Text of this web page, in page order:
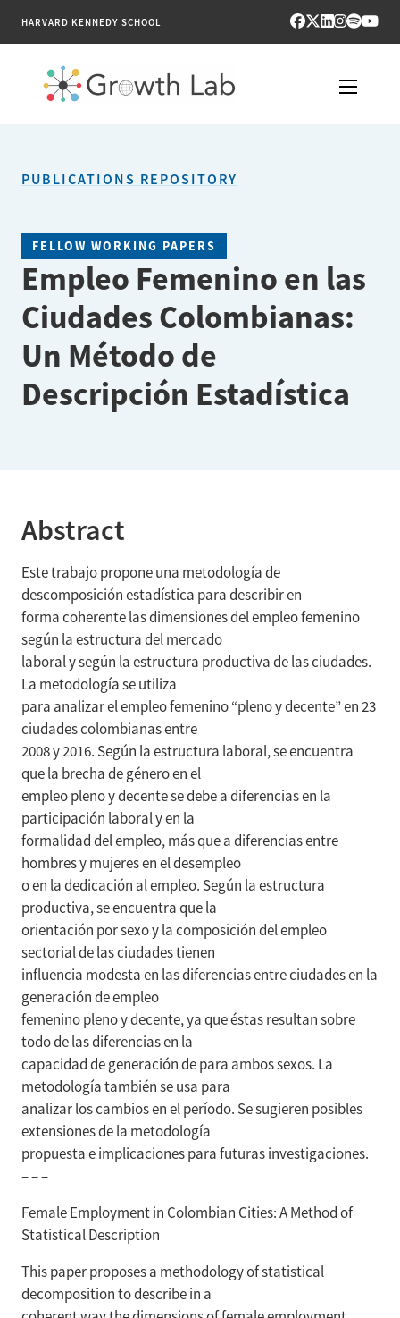
HARVARD KENNEDY SCHOOL
PUBLICATIONS
ENGAGE
NEWS & MEDIA
PUBLICATIONS REPOSITORY
FELLOW WORKING PAPERS
Empleo Femenino en las
Ciudades Colombianas:
Un Método de
Descripción Estadística
Abstract
Este trabajo propone una metodología de
descomposición estadística para describir en
forma coherente las dimensiones del empleo femenino
según la estructura del mercado
laboral y según la estructura productiva de las ciudades.
La metodología se utiliza
para analizar el empleo femenino “pleno y decente” en 23
ciudades colombianas entre
2008 y 2016. Según la estructura laboral, se encuentra
que la brecha de género en el
empleo pleno y decente se debe a diferencias en la
participación laboral y en la
formalidad del empleo, más que a diferencias entre
hombres y mujeres en el desempleo
o en la dedicación al empleo. Según la estructura
productiva, se encuentra que la
orientación por sexo y la composición del empleo
sectorial de las ciudades tienen
influencia modesta en las diferencias entre ciudades en la
generación de empleo
femenino pleno y decente, ya que éstas resultan sobre
todo de las diferencias en la
capacidad de generación de para ambos sexos. La
metodología también se usa para
analizar los cambios en el período. Se sugieren posibles
extensiones de la metodología
propuesta e implicaciones para futuras investigaciones.
– – –
Female Employment in Colombian Cities: A Method of
Statistical Description
This paper proposes a methodology of statistical
decomposition to describe in a